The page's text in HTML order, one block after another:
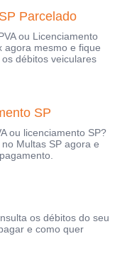
Parcelado
ou Licenciamento
agora mesmo e fique
débitos veiculares
SP
ou licenciamento SP?
Multas SP agora e
os débitos do seu
e como quer